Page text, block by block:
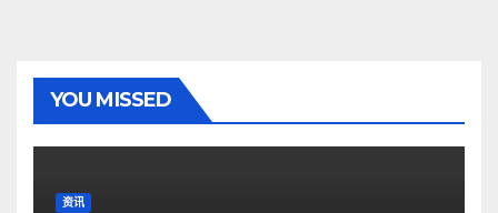
YOU MISSED
资讯